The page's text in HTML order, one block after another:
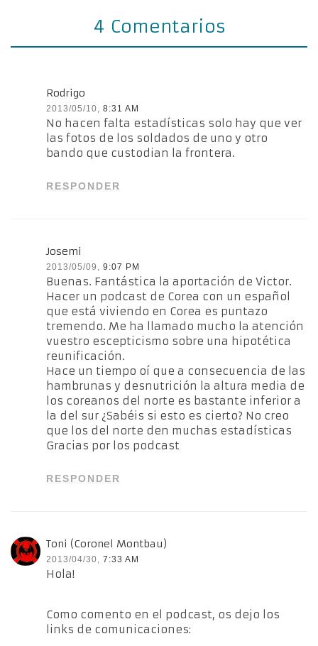
4 Comentarios
Rodrigo
2013/05/10, 8:31 AM
No hacen falta estadísticas solo hay que ver
las fotos de los soldados de uno y otro
bando que custodian la frontera.
RESPONDER
Josemi
2013/05/09, 9:07 PM
Buenas. Fantástica la aportación de Victor.
Hacer un podcast de Corea con un español
que está viviendo en Corea es puntazo
tremendo. Me ha llamado mucho la atención
vuestro escepticismo sobre una hipotética
reunificación.
Hace un tiempo oí que a consecuencia de las
hambrunas y desnutrición la altura media de
los coreanos del norte es bastante inferior a
la del sur ¿Sabéis si esto es cierto? No creo
que los del norte den muchas estadísticas
Gracias por los podcast
RESPONDER
Toni (Coronel Montbau)
2013/04/30, 7:33 AM
Hola!
Como comento en el podcast, os dejo los
links de comunicaciones: